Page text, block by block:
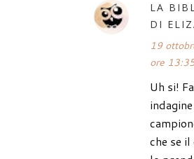
LA
DI
19
ore
Uh si!
indagine
che se